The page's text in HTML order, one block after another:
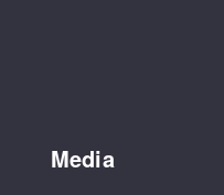
Media